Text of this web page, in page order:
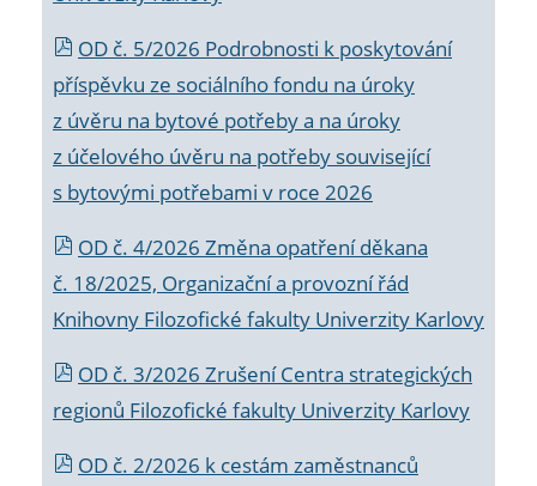
OD č. 5/2026 Podrobnosti k poskytování
příspěvku ze sociálního fondu na úroky
z úvěru na bytové potřeby a na úroky
z účelového úvěru na potřeby související
s bytovými potřebami v roce 2026
OD č. 4/2026 Změna opatření děkana
č. 18/2025, Organizační a provozní řád
Knihovny Filozofické fakulty Univerzity Karlovy
OD č. 3/2026 Zrušení Centra strategických
regionů Filozofické fakulty Univerzity Karlovy
OD č. 2/2026 k cestám zaměstnanců